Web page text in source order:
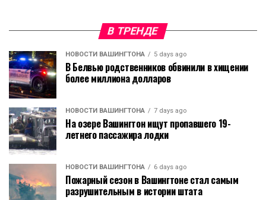
В ТРЕНДЕ
НОВОСТИ ВАШИНГТОНА 5 days ago
В Белвью родственников обвинили в хищении
более миллиона долларов
НОВОСТИ ВАШИНГТОНА 7 days ago
На озере Вашингтон ищут пропавшего 19-
летнего пассажира лодки
НОВОСТИ ВАШИНГТОНА 6 days ago
Пожарный сезон в Вашингтоне стал самым
разрушительным в истории штата